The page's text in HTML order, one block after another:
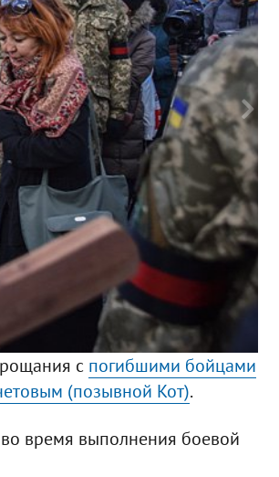
с погибшими бойцами
(позывной Кот).
время выполнения боевой